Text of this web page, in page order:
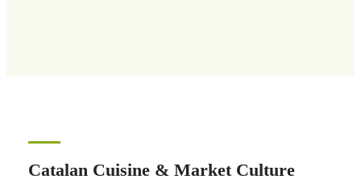
Catalan Cuisine & Market Culture